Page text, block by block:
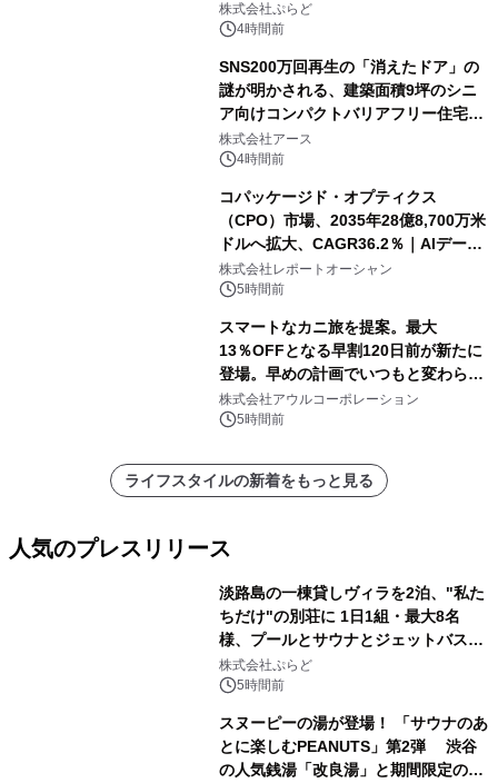
株式会社ぷらど
4時間前
SNS200万回再生の「消えたドア」の
謎が明かされる、建築面積9坪のシニ
ア向けコンパクトバリアフリー住宅が
誕生
株式会社アース
4時間前
コパッケージド・オプティクス
（CPO）市場、2035年28億8,700万米
ドルへ拡大、CAGR36.2％｜AIデータ
センター・高速光通信需要が成長を加
速
株式会社レポートオーシャン
5時間前
スマートなカニ旅を提案。最大
13％OFFとなる早割120日前が新たに
登場。早めの計画でいつもと変わらぬ
大人の冬旅を。ー夕日ヶ浦温泉「佳松
苑 別邸ふうか」ー
株式会社アウルコーポレーション
5時間前
ライフスタイルの新着をもっと見る
人気のプレスリリース
淡路島の一棟貸しヴィラを2泊、"私た
ちだけ"の別荘に 1日1組・最大8名
様、プールとサウナとジェットバス付
きで Villa Mon Temps AWAJIの連泊
素泊りプラン
株式会社ぷらど
5時間前
スヌーピーの湯が登場！ 「サウナのあ
とに楽しむPEANUTS」第2弾 渋谷
の人気銭湯「改良湯」と期間限定のコ